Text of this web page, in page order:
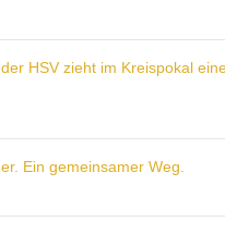
HSV zieht im Kreispokal
Ein gemeinsamer Weg.